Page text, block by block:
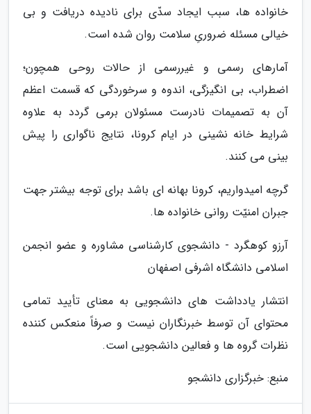
خانواده ها، سبب ایجاد سدّی برای نادیده دریافت و بی
خیالی مسئله ضروریِ سلامت روان شده است.
آمارهای رسمی و غیررسمی از حالات روحی همچون؛
اضطراب، بی انگیزگی، اندوه و سرخوردگی که قسمت اعظم
آن به تصمیمات نادرست مسئولان برمی گردد به علاوه
شرایط خانه نشینی در ایام کرونا، نتایج ناگواری را پیش
بینی می کنند.
گرچه امیدواریم، کرونا بهانه ای باشد برای توجه بیشتر جهت
جبران امنیّت روانی خانواده ها.
آرزو کوهگرد - دانشجوی کارشناسی مشاوره و عضو انجمن
اسلامی دانشگاه اشرفی اصفهان
انتشار یادداشت های دانشجویی به معنای تأیید تمامی
محتوای آن توسط خبرنگاران نیست و صرفاً منعکس کننده
نظرات گروه ها و فعالین دانشجویی است.
منبع: خبرگزاری دانشجو